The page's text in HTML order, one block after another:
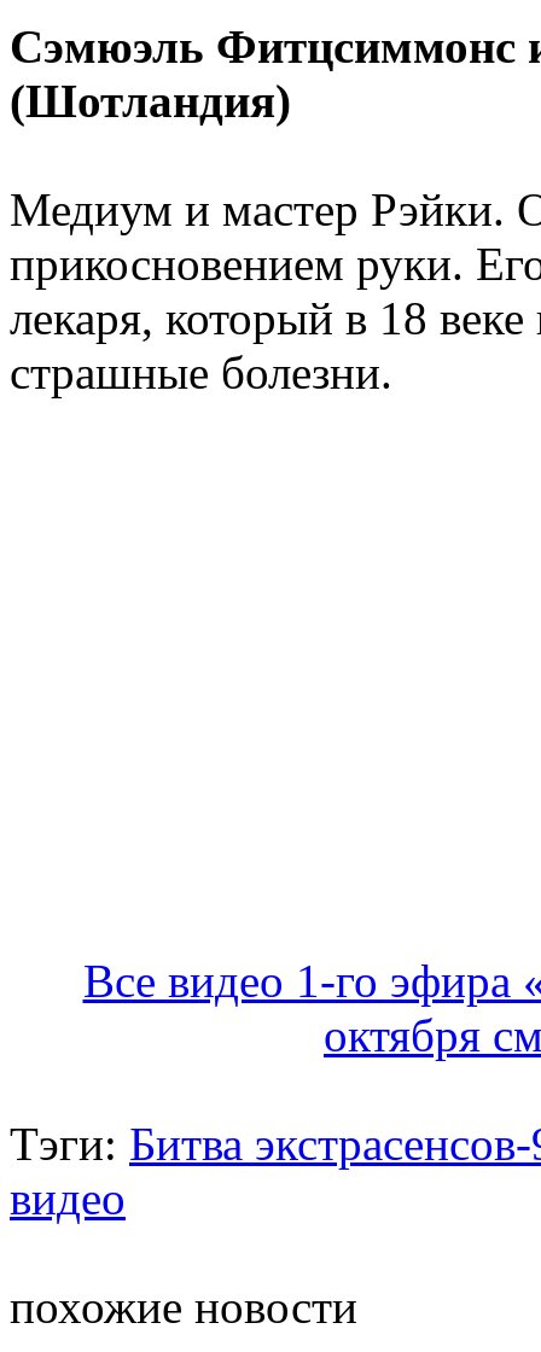
Сэмюэль Фитцсиммонс
(Шотландия)
Медиум и мастер Рэйки.
прикосновением руки.
лекаря, который в 18
страшные болезни.
Все видео 1-го эфира
октября
Тэги: Битва
видео
похожие новости